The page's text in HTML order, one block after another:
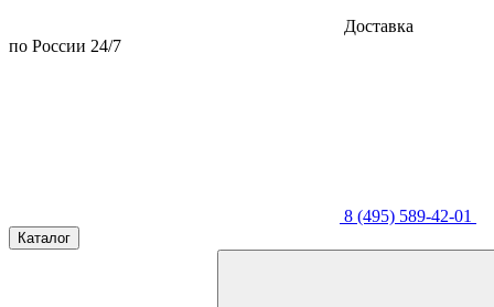
Доставка
по России 24/7
8 (495) 589-42-01
Каталог